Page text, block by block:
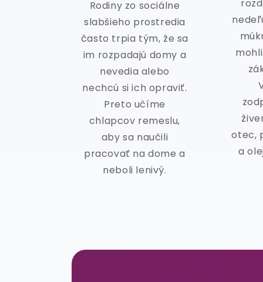
Rodiny zo sociálne
slabšieho prostredia
často trpia tým, že sa
im rozpadajú domy a
nevedia alebo
nechcú si ich opraviť.
Preto učíme
chlapcov remeslu,
aby sa naučili
pracovať na dome a
neboli lenivý.
otec,
a